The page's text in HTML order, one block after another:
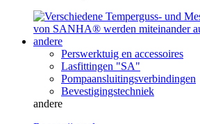
andere
Perswerktuig en accessoires
Lasfittingen "SA"
Pompaansluitingsverbindingen
Bevestigingstechniek
andere